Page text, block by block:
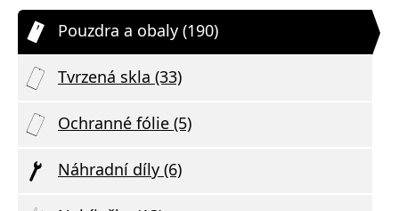
Pouzdra a obaly (190)
Tvrzená skla (33)
Ochranné fólie (5)
Náhradní díly (6)